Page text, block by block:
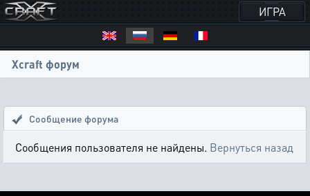
ИГРА
Xcraft форум
Сообщение форума
Сообщения пользователя не найдены. Вернуться назад